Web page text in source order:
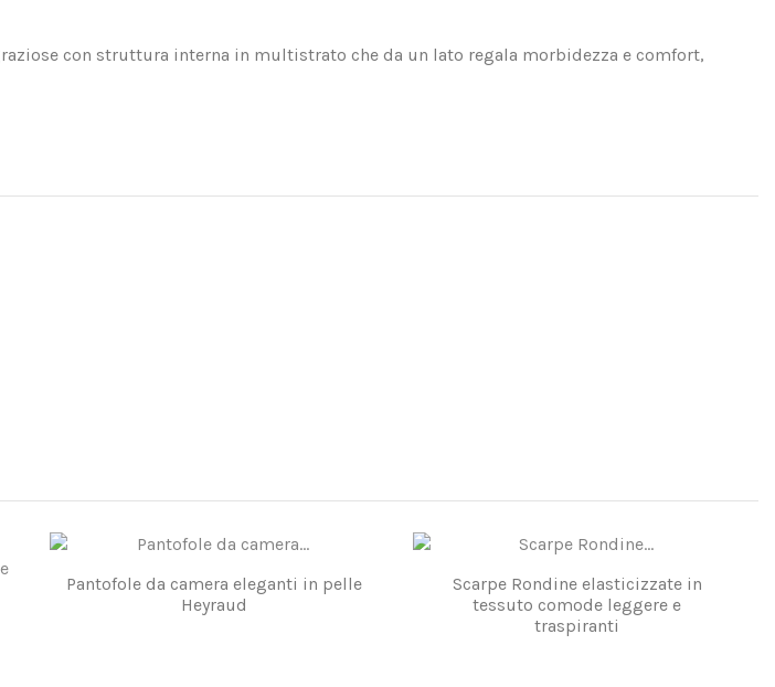
con struttura interna in multistrato che da un lato regala morbidezza e comfort,
Pantofole da camera eleganti in pelle
Heyraud
Scarpe Rondine elasticizzate in
tessuto comode leggere e
traspiranti